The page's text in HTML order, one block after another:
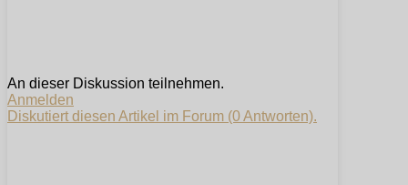
An dieser Diskussion teilnehmen.
Anmelden
Diskutiert diesen Artikel im Forum (0 Antworten).